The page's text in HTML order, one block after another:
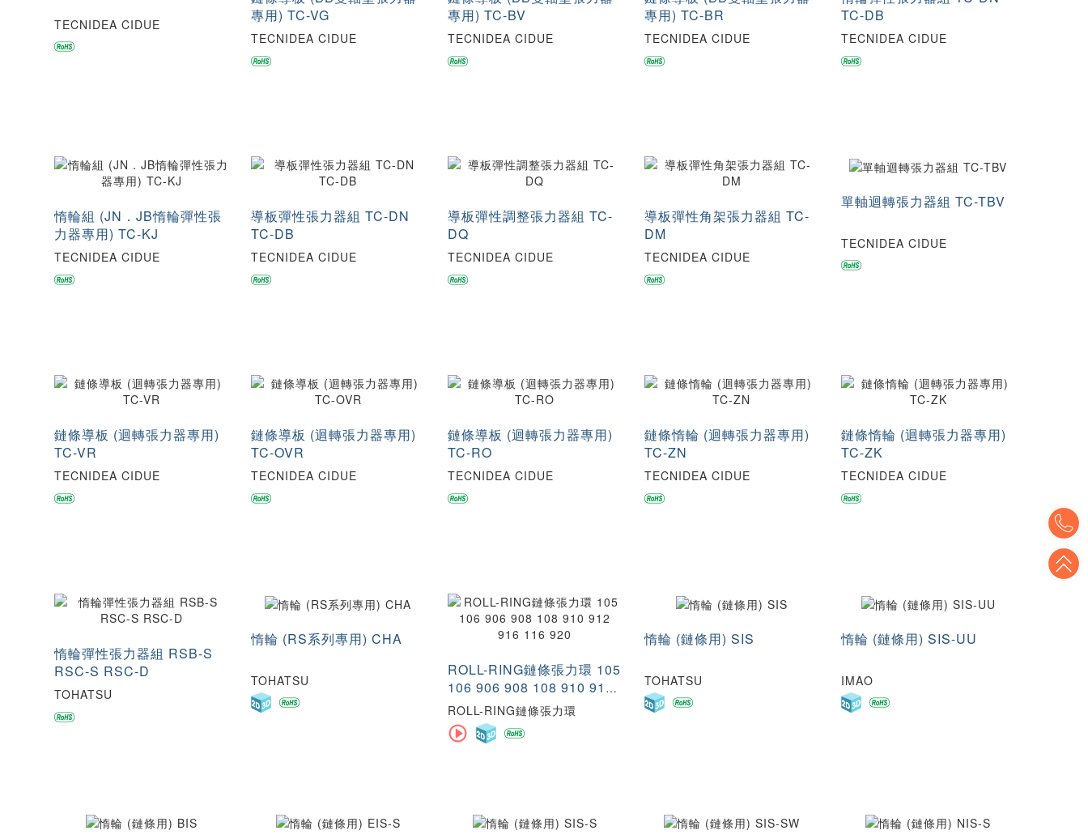
TECNIDEA CIDUE
專用) TC-VG
TECNIDEA CIDUE
專用) TC-BV
TECNIDEA CIDUE
專用) TC-BR
TECNIDEA CIDUE
TC-DB
TECNIDEA CIDUE
惰輪組 (JN．JB惰輪彈性張
力器專用) TC-KJ
TECNIDEA CIDUE
導板彈性張力器組 TC-DN
TC-DB
TECNIDEA CIDUE
導板彈性調整張力器組 TC-
DQ
TECNIDEA CIDUE
導板彈性角架張力器組 TC-
DM
TECNIDEA CIDUE
單軸迴轉張力器組 TC-TBV
TECNIDEA CIDUE
鏈條導板 (迴轉張力器專用)
TC-VR
TECNIDEA CIDUE
鏈條導板 (迴轉張力器專用)
TC-OVR
TECNIDEA CIDUE
鏈條導板 (迴轉張力器專用)
TC-RO
TECNIDEA CIDUE
鏈條惰輪 (迴轉張力器專用)
TC-ZN
TECNIDEA CIDUE
鏈條惰輪 (迴轉張力器專用)
TC-ZK
TECNIDEA CIDUE
惰輪彈性張力器組 RSB-S
RSC-S RSC-D
TOHATSU
惰輪 (RS系列專用) CHA
TOHATSU
ROLL-RING鏈條張力環 105
106 906 908 108 910 912
916 116 920
ROLL-RING鏈條張力環
惰輪 (鏈條用) SIS
TOHATSU
惰輪 (鏈條用) SIS-UU
IMAO